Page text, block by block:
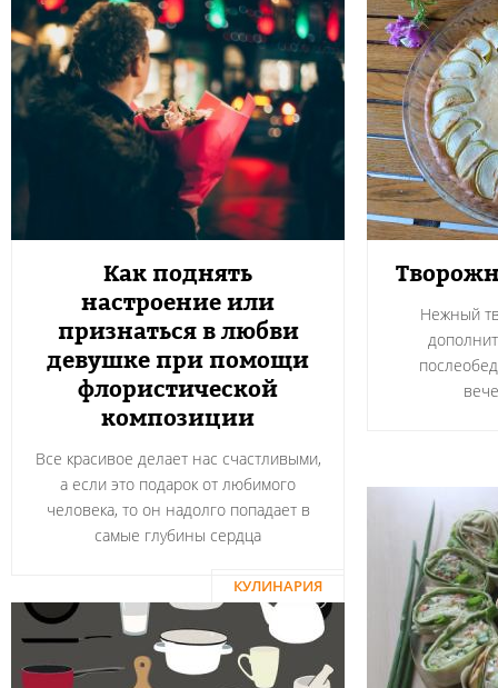
Как поднять
настроение или
признаться в любви
девушке при помощи
флористической
композиции
Все красивое делает нас счастливыми,
а если это подарок от любимого
человека, то он надолго попадает в
самые глубины сердца
Нежный
КУЛИНАРИЯ